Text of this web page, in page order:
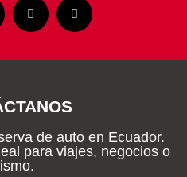
L
i
n
e
W
h
a
s
de auto en Ecuador.
para viajes, negocios o